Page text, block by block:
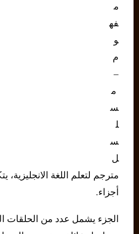
م
فه
و
م
–
م
س
ل
س
ل
مترجم لتعلم اللغة الانجليزية،
أجزاء.
الجزء يشمل عدد من الحلقات